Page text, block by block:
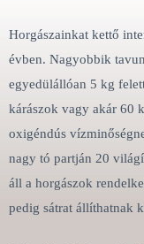
Horgászainkat kettő
évben. Nagyobbik
egyedülállóan 5 kg
kárászok vagy akár 60
oxigéndús
nagy tó partján 20
áll a horgászok
pedig sátrat állíthatnak